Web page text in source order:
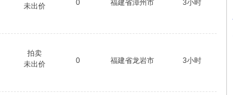
未出价
0 福建省漳州市 3小时
拍卖
未出价
0 福建省龙岩市 3小时